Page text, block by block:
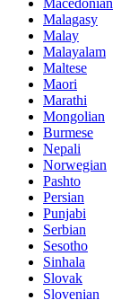
Malagasy
Malay
Malayalam
Maltese
Maori
Marathi
Mongolian
Burmese
Nepali
Norwegian
Pashto
Persian
Punjabi
Serbian
Sesotho
Sinhala
Slovak
Slovenian